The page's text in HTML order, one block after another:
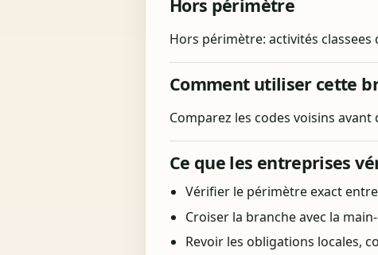
Hors périmètre
Hors périmètre: activités
Comment utiliser cette
Comparez les codes voisins
Ce que les entreprises
Vérifier le périmètre exact
Croiser la branche avec la
Revoir les obligations locales,